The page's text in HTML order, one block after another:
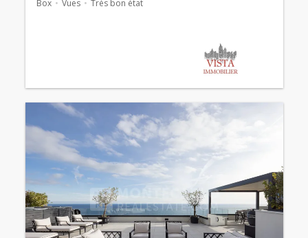
Box Vues Très bon état